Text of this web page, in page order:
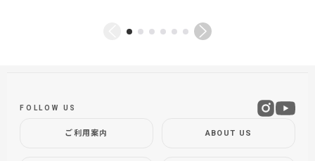
ご利用案内 ABOUT US
FOLLOW US